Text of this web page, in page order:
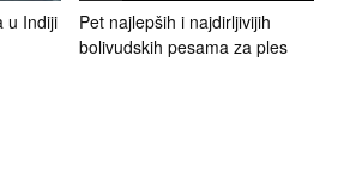
u Indiji
Pet najlepših i najdirljivijih
bolivudskih pesama za ples